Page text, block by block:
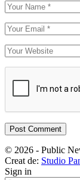
© 2026 - Public
Creat de: Studio
Sign in